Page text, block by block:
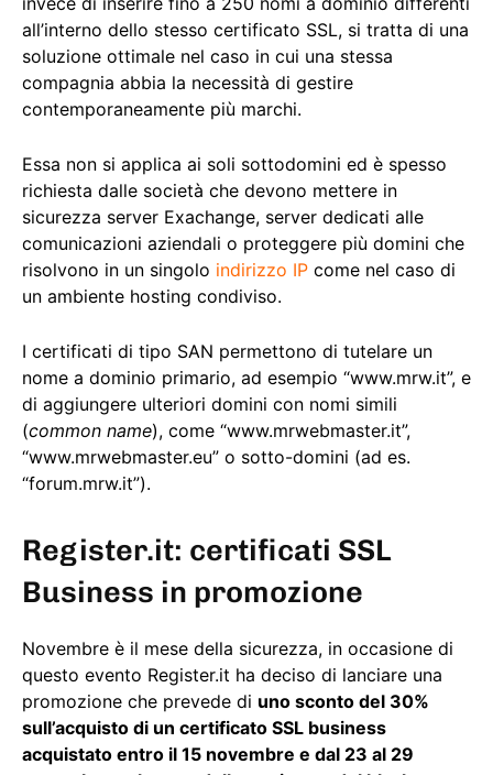
all’interno dello stesso certificato SSL, si tratta di una
soluzione ottimale nel caso in cui una stessa
compagnia abbia la necessità di gestire
contemporaneamente più marchi.
Essa non si applica ai soli sottodomini ed è spesso
richiesta dalle società che devono mettere in
sicurezza server Exachange, server dedicati alle
comunicazioni aziendali o proteggere più domini che
risolvono in un singolo indirizzo IP come nel caso di
un ambiente hosting condiviso.
I certificati di tipo SAN permettono di tutelare un
nome a dominio primario, ad esempio “www.mrw.it”, e
di aggiungere ulteriori domini con nomi simili
(common name), come “www.mrwebmaster.it”,
“www.mrwebmaster.eu” o sotto-domini (ad es.
“forum.mrw.it”).
Register.it: certificati SSL
Business in promozione
Novembre è il mese della sicurezza, in occasione di
questo evento Register.it ha deciso di lanciare una
promozione che prevede di uno sconto del 30%
sull’acquisto di un certificato SSL business
acquistato entro il 15 novembre e dal 23 al 29